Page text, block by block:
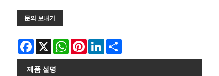
문의 보내기
Facebook
X WhatsAppPinterestLinkedIn
제품 설명